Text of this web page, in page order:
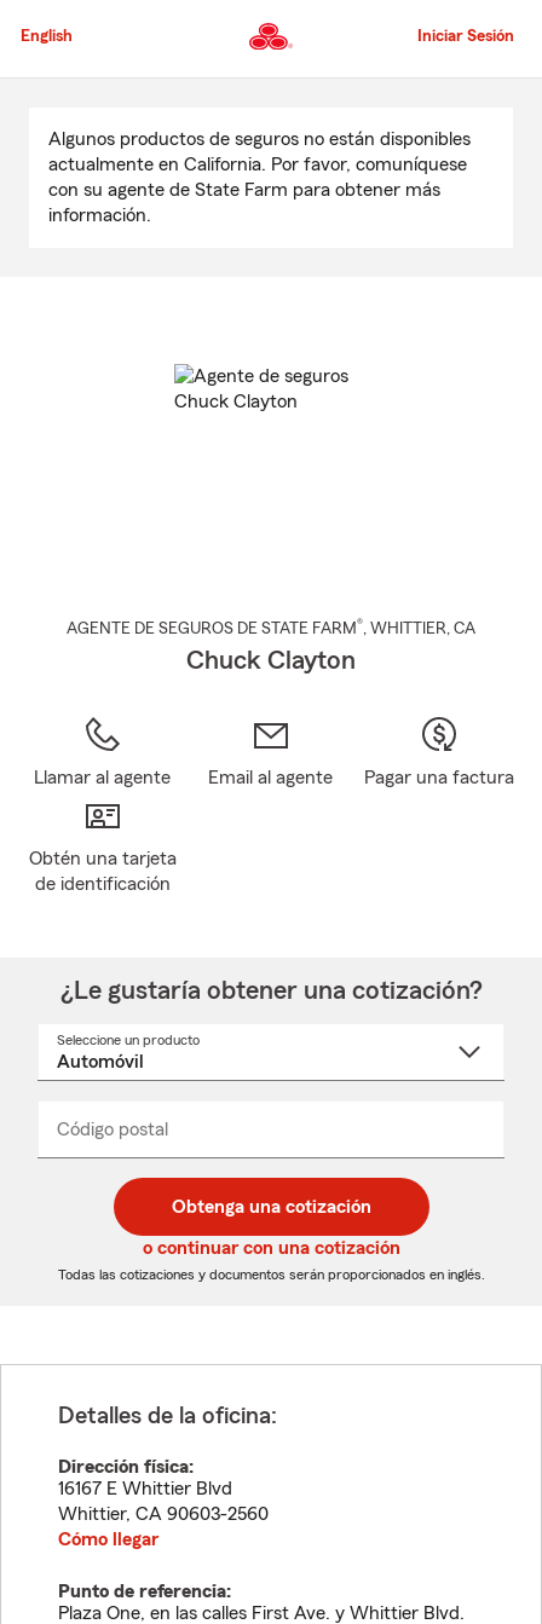
al
principal
English Iniciar Sesión
contenido
principal
Algunos productos de seguros no están disponibles
actualmente en California. Por favor, comuníquese
con su agente de State Farm para obtener más
información.
AGENTE DE SEGUROS DE STATE FARM®, WHITTIER, CA
Chuck Clayton
Llamar al agente Email al agente Pagar una factura
Obtén una tarjeta
de identificación
¿Le gustaría obtener una cotización?
Seleccione un producto
desplegable
Código postal
de
5
dígitos
de
5
dígitos
_____
Obtenga una cotización
o continuar con una cotización
Todas las cotizaciones y documentos serán proporcionados en inglés.
Detalles de la oficina:
Dirección física:
16167 E Whittier Blvd
Whittier, CA 90603-2560
Cómo llegar
Punto de referencia:
Plaza One, en las calles First Ave. y Whittier Blvd.